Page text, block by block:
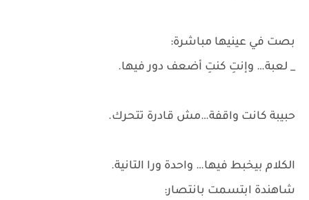
بصت في عينيها مباشرة:
_ لعبة… وإنتِ كنتِ أضعف دور فيها.
حبيبة كانت واقفة…مش قادرة تتحرك.
الكلام بيخبط فيها… واحدة ورا التانية.
شاهندة ابتسمت بانتصار: